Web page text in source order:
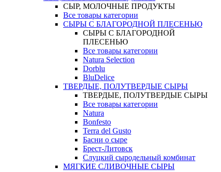
СЫР, МОЛОЧНЫЕ ПРОДУКТЫ
Все товары категории
СЫРЫ С БЛАГОРОДНОЙ ПЛЕСЕНЬЮ
СЫРЫ С БЛАГОРОДНОЙ
ПЛЕСЕНЬЮ
Все товары категории
Natura Selection
Dorblu
BluDelice
ТВЕРДЫЕ, ПОЛУТВЕРДЫЕ СЫРЫ
ТВЕРДЫЕ, ПОЛУТВЕРДЫЕ СЫРЫ
Все товары категории
Natura
Bonfesto
Terra del Gusto
Басни о сыре
Брест-Литовск
Слуцкий сыродельный комбинат
МЯГКИЕ СЛИВОЧНЫЕ СЫРЫ